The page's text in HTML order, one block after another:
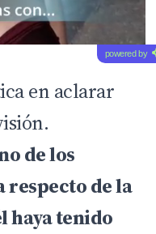
powered by
en aclarar
de los
respecto de la
haya tenido